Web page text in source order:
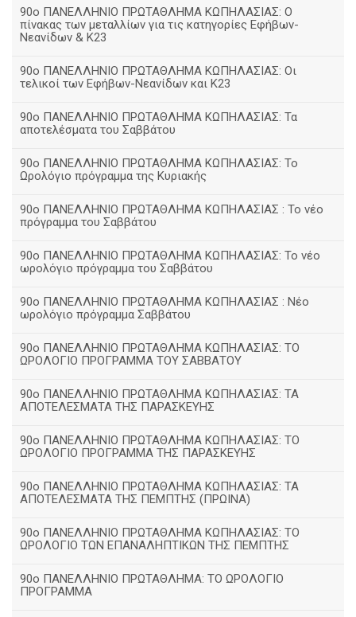
90ο ΠΑΝΕΛΛΗΝΙΟ ΠΡΩΤΑΘΛΗΜΑ ΚΩΠΗΛΑΣΙΑΣ: Ο
πίνακας των μεταλλίων για τις κατηγορίες Εφήβων-
Νεανίδων & Κ23
90ο ΠΑΝΕΛΛΗΝΙΟ ΠΡΩΤΑΘΛΗΜΑ ΚΩΠΗΛΑΣΙΑΣ: Οι
τελικοί των Εφήβων-Νεανίδων και Κ23
90o ΠΑΝΕΛΛΗΝΙΟ ΠΡΩΤΑΘΛΗΜΑ ΚΩΠΗΛΑΣΙΑΣ: Τα
αποτελέσματα του Σαββάτου
90ο ΠΑΝΕΛΛΗΝΙΟ ΠΡΩΤΑΘΛΗΜΑ ΚΩΠΗΛΑΣΙΑΣ: Το
Ωρολόγιο πρόγραμμα της Κυριακής
90ο ΠΑΝΕΛΛΗΝΙΟ ΠΡΩΤΑΘΛΗΜΑ ΚΩΠΗΛΑΣΙΑΣ : Το νέο
πρόγραμμα του Σαββάτου
90ο ΠΑΝΕΛΛΗΝΙΟ ΠΡΩΤΑΘΛΗΜΑ ΚΩΠΗΛΑΣΙΑΣ: Το νέο
ωρολόγιο πρόγραμμα του Σαββάτου
90ο ΠΑΝΕΛΛΗΝΙΟ ΠΡΩΤΑΘΛΗΜΑ ΚΩΠΗΛΑΣΙΑΣ : Νέο
ωρολόγιο πρόγραμμα Σαββάτου
90ο ΠΑΝΕΛΛΗΝΙΟ ΠΡΩΤΑΘΛΗΜΑ ΚΩΠΗΛΑΣΙΑΣ: ΤΟ
ΩΡΟΛΟΓΙΟ ΠΡΟΓΡΑΜΜΑ ΤΟΥ ΣΑΒΒΑΤΟΥ
90ο ΠΑΝΕΛΛΗΝΙΟ ΠΡΩΤΑΘΛΗΜΑ ΚΩΠΗΛΑΣΙΑΣ: ΤΑ
ΑΠΟΤΕΛΕΣΜΑΤΑ ΤΗΣ ΠΑΡΑΣΚΕΥΗΣ
90ο ΠΑΝΕΛΛΗΝΙΟ ΠΡΩΤΑΘΛΗΜΑ ΚΩΠΗΛΑΣΙΑΣ: ΤΟ
ΩΡΟΛΟΓΙΟ ΠΡΟΓΡΑΜΜΑ ΤΗΣ ΠΑΡΑΣΚΕΥΗΣ
90ο ΠΑΝΕΛΛΗΝΙΟ ΠΡΩΤΑΘΛΗΜΑ ΚΩΠΗΛΑΣΙΑΣ: ΤΑ
ΑΠΟΤΕΛΕΣΜΑΤΑ ΤΗΣ ΠΕΜΠΤΗΣ (ΠΡΩΙΝΑ)
90o ΠΑΝΕΛΛΗΝΙΟ ΠΡΩΤΑΘΛΗΜΑ ΚΩΠΗΛΑΣΙΑΣ: ΤΟ
ΩΡΟΛΟΓΙΟ ΤΩΝ ΕΠΑΝΑΛΗΠΤΙΚΩΝ ΤΗΣ ΠΕΜΠΤΗΣ
90ο ΠΑΝΕΛΛΗΝΙΟ ΠΡΩΤΑΘΛΗΜΑ: ΤΟ ΩΡΟΛΟΓΙΟ
ΠΡΟΓΡΑΜΜΑ